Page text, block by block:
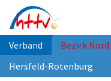
Inhalt
springen
Verband Bezirk Nord
Hersfeld-Rotenburg